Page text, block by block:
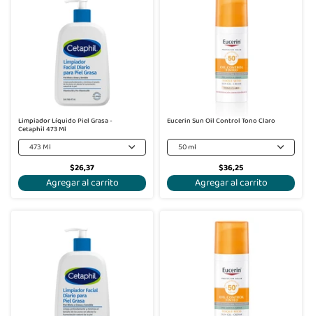
Limpiador Líquido Piel Grasa -
Cetaphil 473 Ml
473 Ml
$26,37
Agregar al carrito
Eucerin Sun Oil Control Tono Claro
50 ml
$36,25
Agregar al carrito